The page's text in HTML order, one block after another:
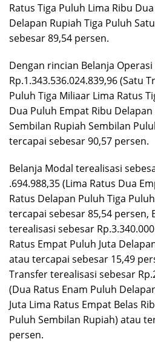
Ratus Tiga Puluh Lima Ribu
Delapan Rupiah Tiga Puluh
sebesar 89,54 persen.
Dengan rincian Belanja
Rp.1.343.536.024.839,96 (Satu
Puluh Tiga Miliaar Lima Ratus
Dua Puluh Empat Ribu
Sembilan Rupiah Sembilan
tercapai sebesar 90,57 persen.
Belanja Modal terealisasi
.694.988,35 (Lima Ratus Dua
Ratus Delapan Puluh Tiga
tercapai sebesar 85,54 persen,
terealisasi sebesar
Ratus Empat Puluh Juta
atau tercapai sebesar 15,49
Transfer terealisasi sebesar
(Dua Ratus Enam Puluh
Juta Lima Ratus Empat Belas
Puluh Sembilan Rupiah) atau
persen.